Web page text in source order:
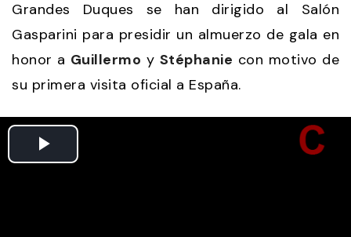
Grandes Duques se han dirigido al Salón
Gasparini para presidir un almuerzo de gala en
honor a Guillermo y Stéphanie con motivo de
su primera visita oficial a España.